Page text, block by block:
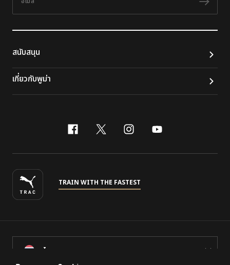
ติดต
สนับสนุน
เกี่ยวกับพูม่า
facebook
x-twitter
instagram
youtube
TRAIN WITH THE FASTEST
ไทย